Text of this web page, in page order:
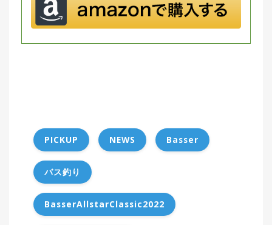
PICKUP NEWS Basser
バス釣り
BasserAllstarClassic2022